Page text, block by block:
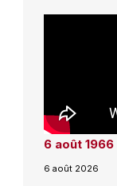
6 août
6 août 2026